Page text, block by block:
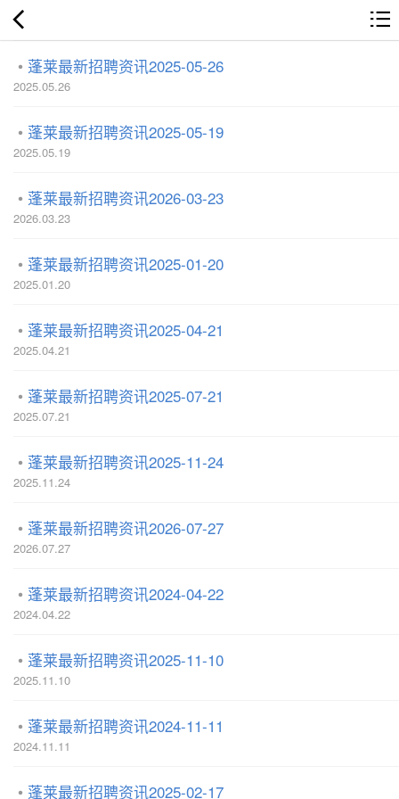
蓬莱最新招聘资讯2025-05-26
2025.05.26
蓬莱最新招聘资讯2025-05-19
2025.05.19
蓬莱最新招聘资讯2026-03-23
2026.03.23
蓬莱最新招聘资讯2025-01-20
2025.01.20
蓬莱最新招聘资讯2025-04-21
2025.04.21
蓬莱最新招聘资讯2025-07-21
2025.07.21
蓬莱最新招聘资讯2025-11-24
2025.11.24
蓬莱最新招聘资讯2026-07-27
2026.07.27
蓬莱最新招聘资讯2024-04-22
2024.04.22
蓬莱最新招聘资讯2025-11-10
2025.11.10
蓬莱最新招聘资讯2024-11-11
2024.11.11
蓬莱最新招聘资讯2025-02-17